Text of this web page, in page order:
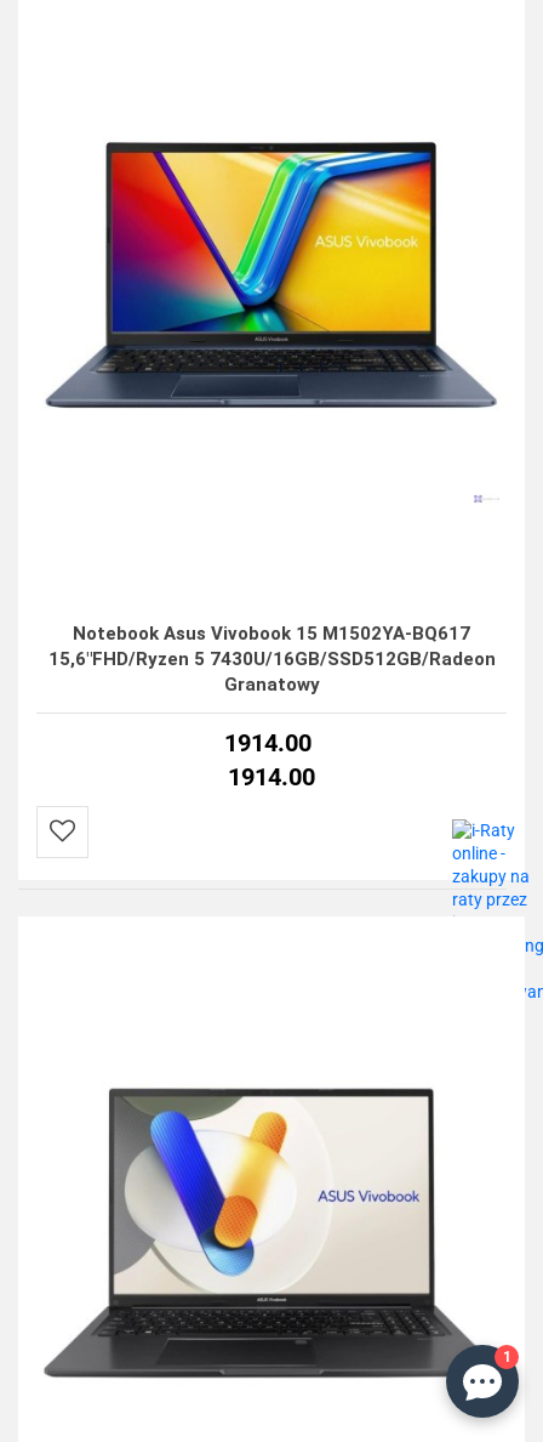
Notebook Asus Vivobook 15 M1502YA-BQ617
15,6"FHD/Ryzen 5 7430U/16GB/SSD512GB/Radeon
Granatowy
1914.00
1914.00
Do
1